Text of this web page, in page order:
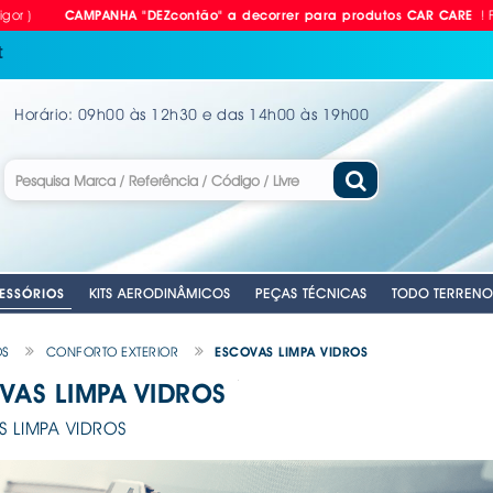
"DEZcontão" a decorrer para produtos CAR CARE! Fale com
Horário: 09h00 às 12h30 e das 14h00 às 19h00
. EMERGENCIA
. REFLECTORES
. CABOS DE
TPMS
. EMERGENCIA
. MATRÍCULAS - EQUIPAMENTOS &
ACESSÓRIOS
KITS AERODINÂMICOS PEÇAS TÉCNICAS TODO TERRENO
. CUBOS RODA MANUAIS
CARRO
. EMERGENCIA
.
. CORTINAS PARA CARRO
. KITS
CONFORTO EXTERIOR ESCOVAS LIMPA VIDROS
LIMPA VIDROS
LIMPA VIDROS